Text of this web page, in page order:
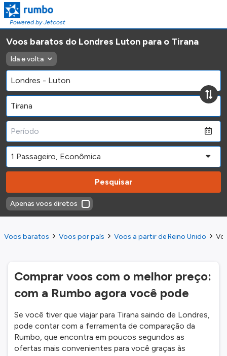
Powered by Jetcost
Voos baratos do Londres Luton para o Tirana
Ida e volta
Pesquisar
Apenas voos diretos
Voos baratos Voos por país Voos a partir de Reino Unido
Comprar voos com o melhor preço:
com a Rumbo agora você pode
Se você tiver que viajar para Tirana saindo de Londres,
pode contar com a ferramenta de comparação da
Rumbo, que encontra em poucos segundos as
ofertas mais convenientes para você graças às